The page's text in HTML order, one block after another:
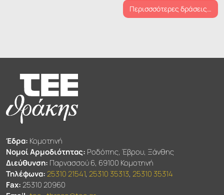
Περισσσότερες δράσεις…
Έδρα: Κομοτηνή
Νομοί Αρμοδιότητας: Ροδόπης, Έβρου, Ξάνθης
Διεύθυνση: Παρνασσού 6, 69100 Κομοτηνή
Τηλέφωνα:25310 21541,25310 35313,25310 35314
Fax:25310 20960